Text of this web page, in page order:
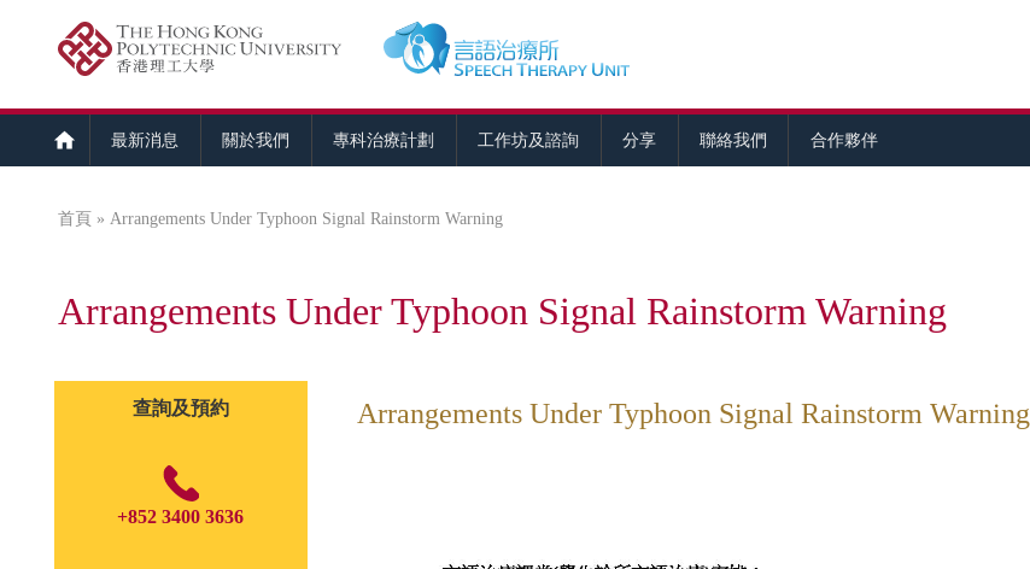
最新消息 關於我們 專科治療計劃 工作坊及諮詢 分享 聯絡我們 合作夥伴
您在這裡
首頁 » Arrangements Under Typhoon Signal Rainstorm Warning
Arrangements Under Typhoon Signal Rainstorm Warning
Arrangements Under Typhoon Signal Rainstorm Warning
查詢及預約
+852 3400 3636